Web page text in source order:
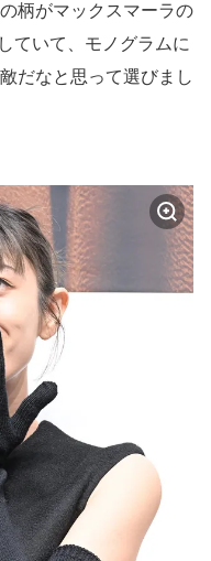
柄がマックスマーラの
ていて、モノグラムに
だなと思って選びまし